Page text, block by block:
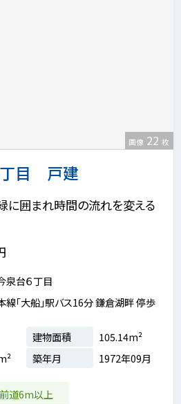
丁目 戸建
画像 22 枚
に囲まれ時間の流れを変える
泉台６丁目
線「大船」駅バス16分 鎌倉湖畔 停歩
建物面積
105.14m²
築年月 1972年09月
前道6m以上